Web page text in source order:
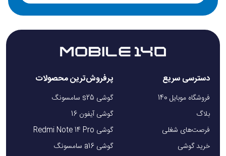
دسترسی سریع
فروشگاه موبایل 140
بلاگ
فرصت‌های شغلی
خرید گوشی
پرفروش‌ترین محصولات
گوشی s25 سامسونگ
گوشی آیفون 16
گوشی Redmi Note 14 Pro
گوشی a16 سامسونگ